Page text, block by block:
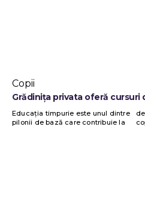
Copii
Grădinița privata oferă cursuri
Educația timpurie este unul dintre
pilonii de bază care contribuie la
dezvoltarea armonioasă a fiecărui